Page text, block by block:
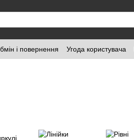
і повернення Угода користувача